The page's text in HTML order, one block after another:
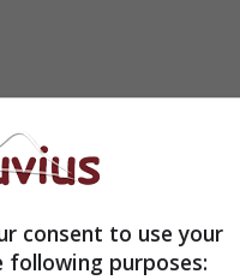
Matteotti, Luigi
previsto e se
assessori Caliendo
delle
di Palazzo San
consent to use your
purposes: